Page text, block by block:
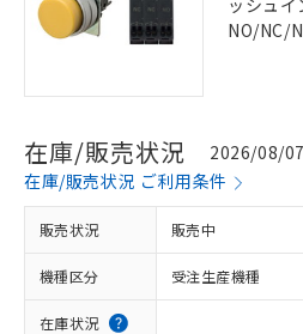
ッシュ
NO/NC/
在庫/販売状況
2026/08/
在庫/販売状況 ご利用条件
販売状況 販売中
機種区分 受注生産機種
在庫状況